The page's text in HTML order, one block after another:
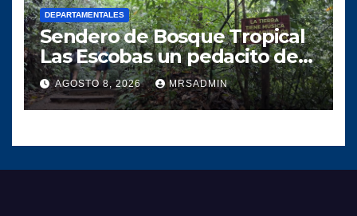
DEPARTAMENTALES
Sendero de Bosque Tropical
Las Escobas un pedacito de
tesoro Guatemalteco
AGOSTO 8, 2026 MRSADMIN